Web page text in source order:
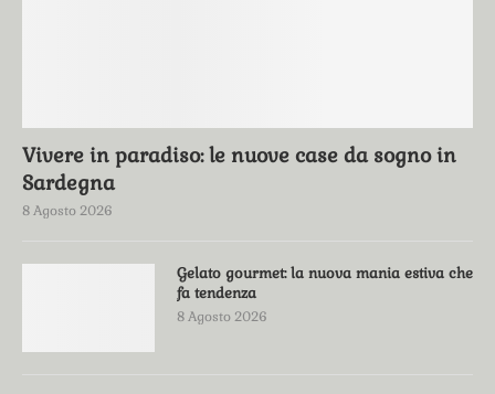
Vivere in paradiso: le nuove case da sogno in
Sardegna
8 Agosto 2026
Gelato gourmet: la nuova mania estiva che
fa tendenza
8 Agosto 2026